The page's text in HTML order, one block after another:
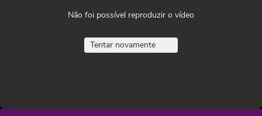
Não foi possível reproduzir o vídeo
Tentar novamente